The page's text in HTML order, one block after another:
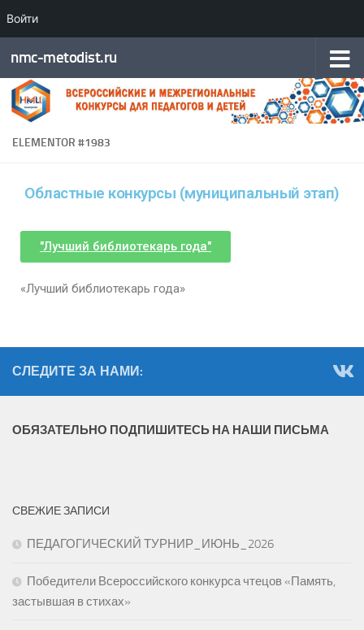
ВойтиПерейти к содержимому
nmc-metodist.ru
ELEMENTOR #1983
Областные конкурсы (муниципальный этап)
"Лучший библиотекарь года"
«Лучший библиотекарь года»
СЛЕДИТЕ ЗА НАМИ:
ОБЯЗАТЕЛЬНО ПОДПИШИТЕСЬ НА НАШИ ПИСЬМА
СВЕЖИЕ ЗАПИСИ
ПЕДАГОГИЧЕСКИЙ ТУРНИР_ИЮНЬ_2026
Победители Всероссийского конкурса чтецов «Память,
застывшая в стихах»